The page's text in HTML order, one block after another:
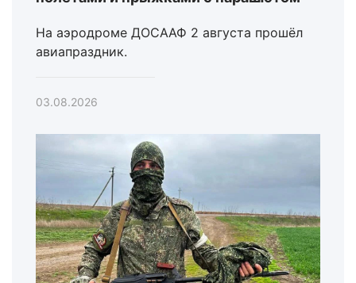
На аэродроме ДОСААФ 2 августа прошёл
авиапраздник.
03.08.2026